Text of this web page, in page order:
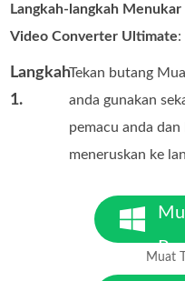
Langkah-langkah
Video Converter Ultimate:
Langkah
1.
Tekan butang
anda gunakan
pemacu anda
meneruskan ke
Muat